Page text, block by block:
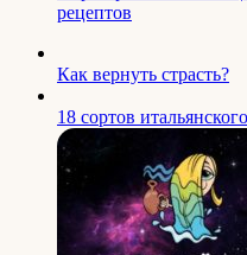
рецептов
Как вернуть страсть?
18 сортов